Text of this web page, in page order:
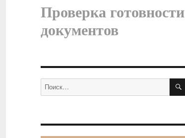
Проверка готовности
документов
Искать: